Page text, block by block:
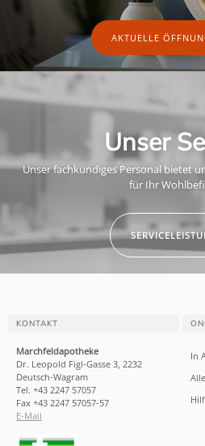
AKTUELLE
Unser
Unser fachkundiges Personal bietet
für Ihr
KONTAKT
Marchfeldapotheke
Dr. Leopold Figl-Gasse 3, 2232
Deutsch-Wagram
Tel. +43 2247 57057
Fax +43 2247 57057-57
E-Mail
In